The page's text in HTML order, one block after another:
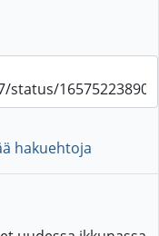
hakuehtoja